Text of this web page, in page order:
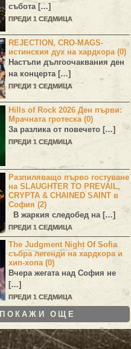
събота […]
ПРЕДИ 1 СЕДМИЦА
REJECTION, CRO-MAGS-
истинския дух на хардкора (0)
Настъпи дългоочаквания ден
на концерта […]
ПРЕДИ 1 СЕДМИЦА
Hills of Rock 2026 Ден първи:
Мрачната гротеска (0)
За разлика от повечето […]
ПРЕДИ 1 СЕДМИЦА
Разпиляващо първо гостуване
на SLAUGHTER TO PREVAIL,
CRYPTA & CHAINED SAINT в
София (2)
В жаркия следобед на […]
ПРЕДИ 1 СЕДМИЦА
The Judgment Night Of Sofia
събра легенди на хардкора и
хип-хопа (0)
Вчера жегата над София не
[…]
ПРЕДИ 1 СЕДМИЦА
ПОКАЖИ ОЩЕ